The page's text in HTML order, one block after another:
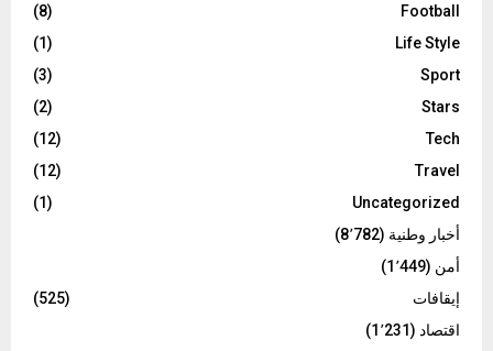
Football
(8)
Life Style
(1)
Sport
(3)
Stars
(2)
Tech
(12)
Travel
(12)
Uncategorized
(1)
أخبار وطنية (8٬782)
أمن (1٬449)
إيقافات
(525)
اقتصاد (1٬231)